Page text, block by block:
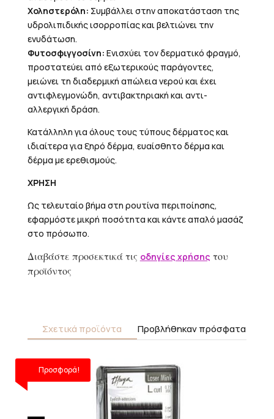
Χοληστερόλη: Συμβάλλει στην αποκατάσταση της
υδρολιπιδικής ισορροπίας και βελτιώνει την
ενυδάτωση.
Φυτοσφιγγοσίνη: Ενισχύει τον δερματικό φραγμό,
προστατεύει από εξωτερικούς παράγοντες,
μειώνει τη διαδερμική απώλεια νερού και έχει
αντιφλεγμονώδη, αντιβακτηριακή και αντι-
αλλεργική δράση.
Κατάλληλη για όλους τους τύπους δέρματος και
ιδιαίτερα για ξηρό δέρμα, ευαίσθητο δέρμα και
δέρμα με ερεθισμούς.
ΧΡΗΣΗ
Ως τελευταίο βήμα στη ρουτίνα περιποίησης,
εφαρμόστε μικρή ποσότητα και κάντε απαλό μασάζ
στο πρόσωπο.
Διαβάστε προσεκτικά τις οδηγίες χρήσης του
προϊόντος
Σχετικά προϊόντα Προβλήθηκαν πρόσφατα
Προσφορά!
Αυτό
το